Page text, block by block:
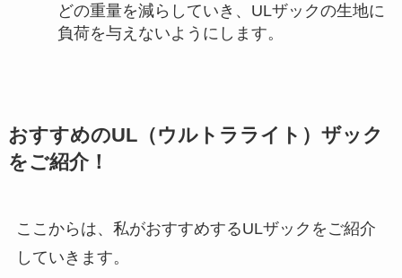
どの重量を減らしていき、ULザックの生地に
負荷を与えないようにします。
おすすめのUL（ウルトラライト）ザック
をご紹介！
ここからは、私がおすすめするULザックをご紹介
していきます。